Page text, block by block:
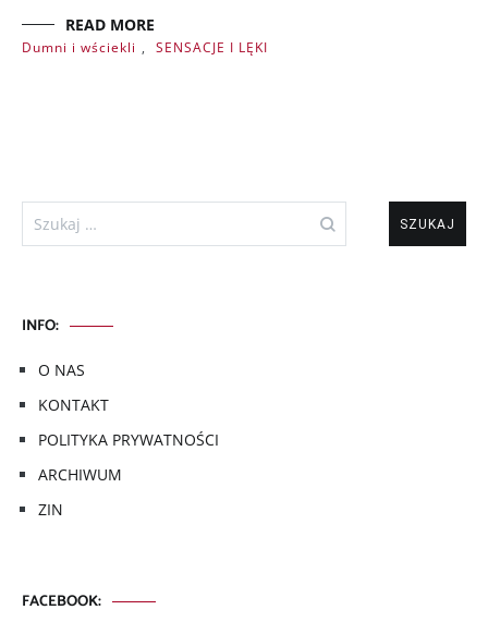
READ MORE
Dumni i wściekli , SENSACJE I LĘKI
Szukaj:
INFO:
O NAS
KONTAKT
POLITYKA PRYWATNOŚCI
ARCHIWUM
ZIN
FACEBOOK: